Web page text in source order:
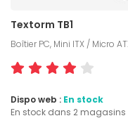
Textorm TB1
Boîtier PC, Mini ITX / Micro
Dispo web : En stock
En stock dans 2 magasins